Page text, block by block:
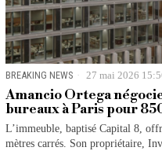
BREAKING NEWS 27 mai 2026
Amancio Ortega
bureaux à Paris pour
L’immeuble, baptisé Capital 8,
mètres carrés. Son propriétaire,